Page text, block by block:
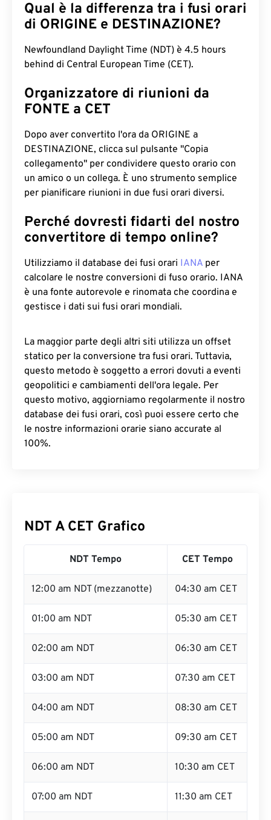
Qual è la differenza tra i fusi orari
di ORIGINE e DESTINAZIONE?
Newfoundland Daylight Time (NDT) è 4.5 hours
behind di Central European Time (CET).
Organizzatore di riunioni da
FONTE a CET
Dopo aver convertito l'ora da ORIGINE a
DESTINAZIONE, clicca sul pulsante "Copia
collegamento" per condividere questo orario con
un amico o un collega. È uno strumento semplice
per pianificare riunioni in due fusi orari diversi.
Perché dovresti fidarti del nostro
convertitore di tempo online?
Utilizziamo il database dei fusi orari IANA per
calcolare le nostre conversioni di fuso orario. IANA
è una fonte autorevole e rinomata che coordina e
gestisce i dati sui fusi orari mondiali.
La maggior parte degli altri siti utilizza un offset
statico per la conversione tra fusi orari. Tuttavia,
questo metodo è soggetto a errori dovuti a eventi
geopolitici e cambiamenti dell'ora legale. Per
questo motivo, aggiorniamo regolarmente il nostro
database dei fusi orari, così puoi essere certo che
le nostre informazioni orarie siano accurate al
100%.
NDT A CET Grafico
NDT Tempo CET Tempo
12:00 am NDT (mezzanotte) 04:30 am CET
01:00 am NDT 05:30 am CET
02:00 am NDT 06:30 am CET
03:00 am NDT 07:30 am CET
04:00 am NDT 08:30 am CET
05:00 am NDT 09:30 am CET
06:00 am NDT 10:30 am CET
07:00 am NDT 11:30 am CET